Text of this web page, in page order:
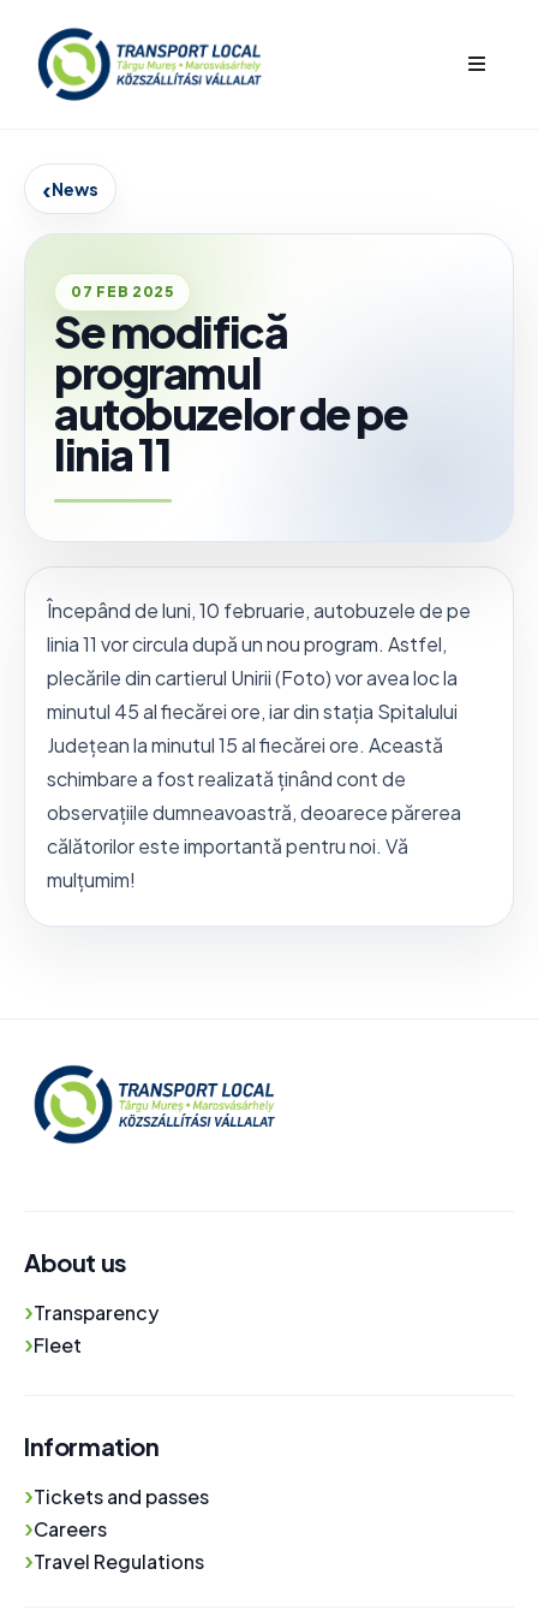
bars
‹News
07 FEB 2025
Se modifică
programul
autobuzelor de pe
linia 11
Începând de luni, 10 februarie, autobuzele de pe
linia 11 vor circula după un nou program. Astfel,
plecările din cartierul Unirii (Foto) vor avea loc la
minutul 45 al fiecărei ore, iar din stația Spitalului
Județean la minutul 15 al fiecărei ore. Această
schimbare a fost realizată ținând cont de
observațiile dumneavoastră, deoarece părerea
călătorilor este importantă pentru noi. Vă
mulțumim!
About us
›Transparency
›Fleet
Information
›Tickets and passes
›Careers
›Travel Regulations